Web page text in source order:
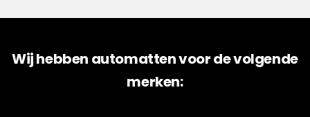
Wij hebben automatten voor de volgende
merken: